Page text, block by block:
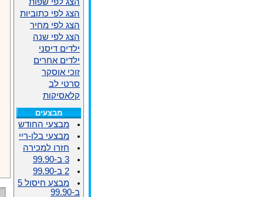
הצג לפי כתוביות
הצג לפי מחיר
הצג לפי שנה
ילדים דיסני
ילדים אחרים
זוכי אוסקר
סרטי לב
קלאסיקות
מבצעים
מבצעי החודש
מבצעי בלו-ריי
חזרו למכירה
3 ב-99.90
2 ב-99.90
מבצע חיסול 5
ב-99.90